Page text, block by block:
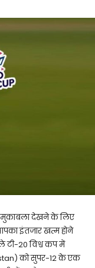
मुकाबला देखने के लिए
इंतजार खत्म होने
टी-20 विश्व कप में
को सुपर-12 के एक